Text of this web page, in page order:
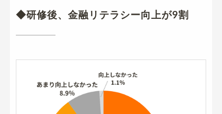
◆研修後、金融リテラシー向上が9割